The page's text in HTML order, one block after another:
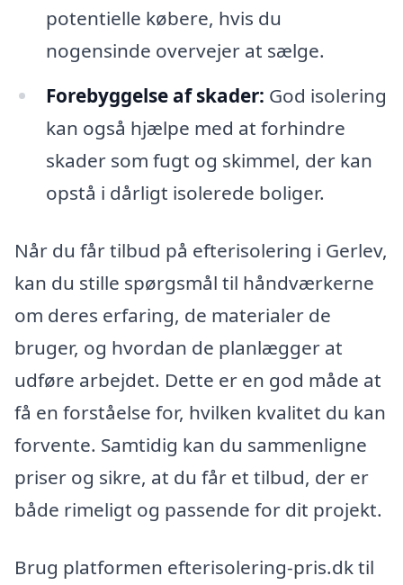
potentielle købere, hvis du
nogensinde overvejer at sælge.
Forebyggelse af skader: God isolering
kan også hjælpe med at forhindre
skader som fugt og skimmel, der kan
opstå i dårligt isolerede boliger.
Når du får tilbud på efterisolering i Gerlev,
kan du stille spørgsmål til håndværkerne
om deres erfaring, de materialer de
bruger, og hvordan de planlægger at
udføre arbejdet. Dette er en god måde at
få en forståelse for, hvilken kvalitet du kan
forvente. Samtidig kan du sammenligne
priser og sikre, at du får et tilbud, der er
både rimeligt og passende for dit projekt.
Brug platformen efterisolering-pris.dk til